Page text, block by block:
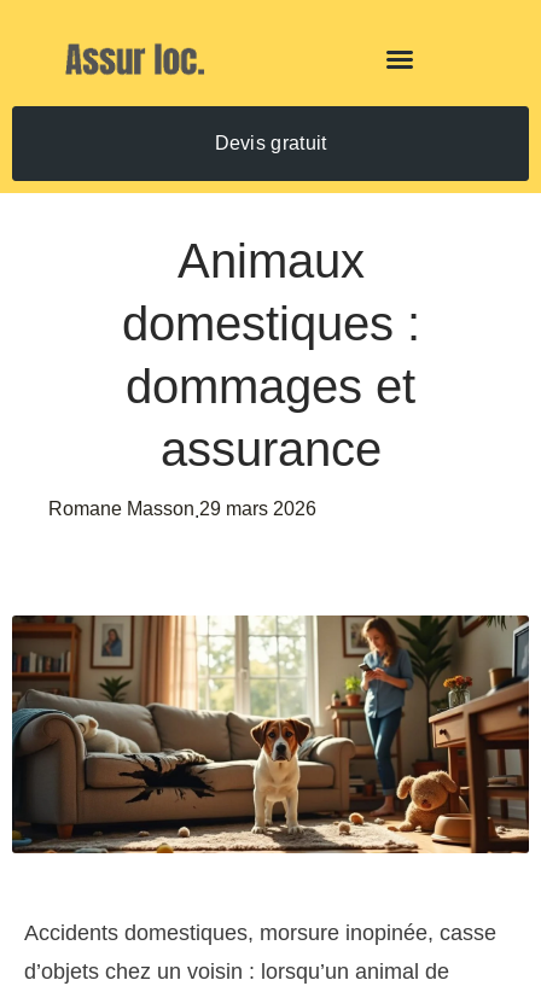
Devis gratuit
Animaux
domestiques :
dommages et
assurance
Romane Masson.29 mars 2026
Accidents domestiques, morsure inopinée, casse
d’objets chez un voisin : lorsqu’un animal de